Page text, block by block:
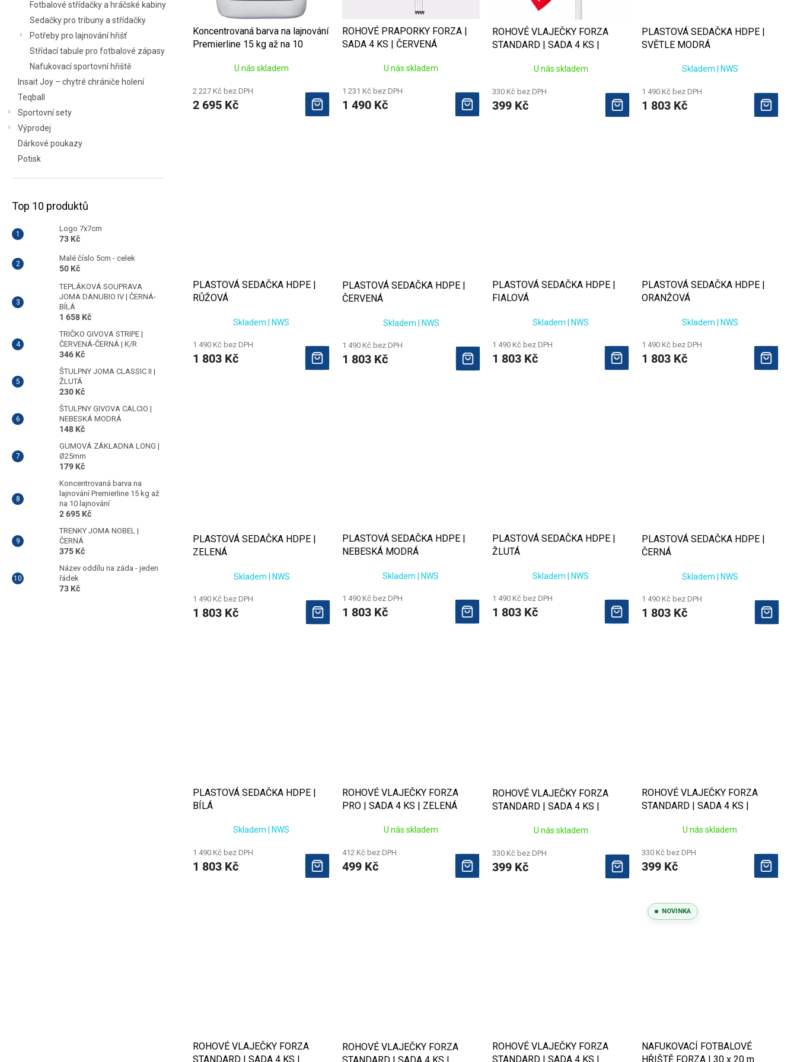
Fotbalové střídačky a hráčské kabiny
Sedačky pro tribuny a střídačky
Potřeby pro lajnování hřišť
Střídací tabule pro fotbalové zápasy
Nafukovací sportovní hřiště
Insait Joy – chytré chrániče holení
Teqball
Sportovní sety
Výprodej
Dárkové poukazy
Potisk
Top 10 produktů
Logo 7x7cm
73 Kč
Malé číslo 5cm - celek
50 Kč
TEPLÁKOVÁ SOUPRAVA
JOMA DANUBIO IV | ČERNÁ-
BÍLÁ
1 658 Kč
TRIČKO GIVOVA STRIPE |
ČERVENÁ-ČERNÁ | K/R
346 Kč
ŠTULPNY JOMA CLASSIC II |
ŽLUTÁ
230 Kč
ŠTULPNY GIVOVA CALCIO |
NEBESKÁ MODRÁ
148 Kč
GUMOVÁ ZÁKLADNA LONG |
Ø25mm
179 Kč
Koncentrovaná barva na
lajnování Premierline 15 kg až
na 10 lajnování
2 695 Kč
TRENKY JOMA NOBEL |
ČERNÁ
375 Kč
Název oddílu na záda - jeden
řádek
73 Kč
Koncentrovaná barva na lajnování
Premierline 15 kg až na 10
U nás skladem
2 227 Kč bez DPH
2 695 Kč
ROHOVÉ PRAPORKY FORZA |
SADA 4 KS | ČERVENÁ
U nás skladem
1 231 Kč bez DPH
1 490 Kč
ROHOVÉ VLAJEČKY FORZA
STANDARD | SADA 4 KS |
U nás skladem
330 Kč bez DPH
399 Kč
PLASTOVÁ SEDAČKA HDPE |
SVĚTLE MODRÁ
Skladem | NWS
1 490 Kč bez DPH
1 803 Kč
PLASTOVÁ SEDAČKA HDPE |
RŮŽOVÁ
Skladem | NWS
1 490 Kč bez DPH
1 803 Kč
PLASTOVÁ SEDAČKA HDPE |
ČERVENÁ
Skladem | NWS
1 490 Kč bez DPH
1 803 Kč
PLASTOVÁ SEDAČKA HDPE |
FIALOVÁ
Skladem | NWS
1 490 Kč bez DPH
1 803 Kč
PLASTOVÁ SEDAČKA HDPE |
ORANŽOVÁ
Skladem | NWS
1 490 Kč bez DPH
1 803 Kč
PLASTOVÁ SEDAČKA HDPE |
ZELENÁ
Skladem | NWS
1 490 Kč bez DPH
1 803 Kč
PLASTOVÁ SEDAČKA HDPE |
NEBESKÁ MODRÁ
Skladem | NWS
1 490 Kč bez DPH
1 803 Kč
PLASTOVÁ SEDAČKA HDPE |
ŽLUTÁ
Skladem | NWS
1 490 Kč bez DPH
1 803 Kč
PLASTOVÁ SEDAČKA HDPE |
ČERNÁ
Skladem | NWS
1 490 Kč bez DPH
1 803 Kč
PLASTOVÁ SEDAČKA HDPE |
BÍLÁ
Skladem | NWS
1 490 Kč bez DPH
1 803 Kč
ROHOVÉ VLAJEČKY FORZA
PRO | SADA 4 KS | ZELENÁ
U nás skladem
412 Kč bez DPH
499 Kč
ROHOVÉ VLAJEČKY FORZA
STANDARD | SADA 4 KS |
U nás skladem
330 Kč bez DPH
399 Kč
ROHOVÉ VLAJEČKY FORZA
STANDARD | SADA 4 KS |
U nás skladem
330 Kč bez DPH
399 Kč
ROHOVÉ VLAJEČKY FORZA
STANDARD | SADA 4 KS |
ROHOVÉ VLAJEČKY FORZA
ROHOVÉ VLAJEČKY FORZA
STANDARD | SADA 4 KS |
NOVINKA
NAFUKOVACÍ FOTBALOVÉ
HŘIŠTĚ FORZA | 30 x 20 m